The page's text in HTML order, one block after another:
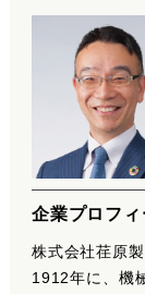
企業プロフ
株式会社荏原
1912年に、機